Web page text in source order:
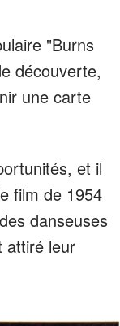
"Burns
découverte,
une carte
et il
film de 1954
danseuses
attiré leur